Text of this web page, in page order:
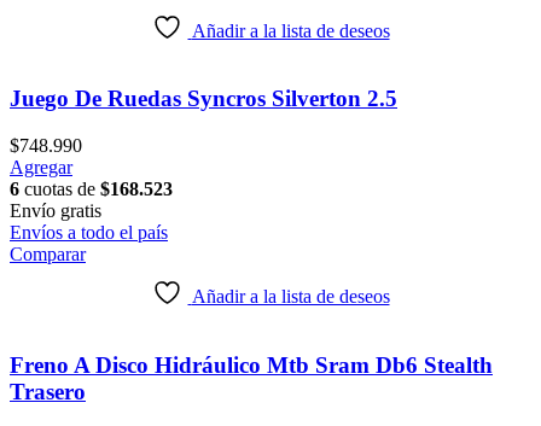
Añadir a la lista de deseos
Juego De Ruedas Syncros Silverton 2.5
$748.990
Agregar
6 cuotas de $168.523
Envío gratis
Envíos a todo el país
Comparar
Añadir a la lista de deseos
Freno A Disco Hidráulico Mtb Sram Db6 Stealth
Trasero